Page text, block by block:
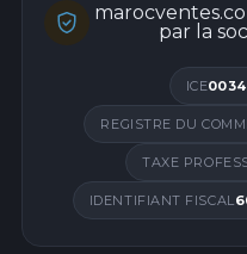
par la
ICE
REGISTRE DU
TAXE
IDENTIFIANT FISCAL